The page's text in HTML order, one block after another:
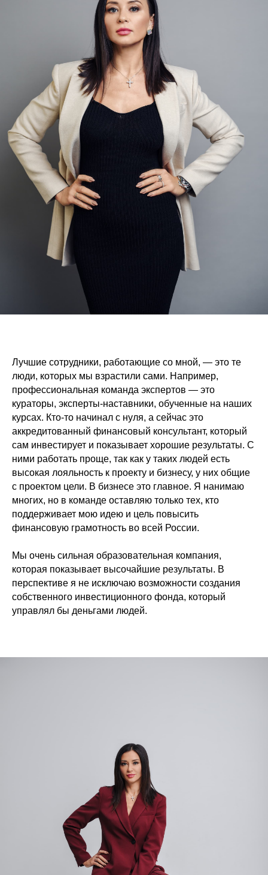
Лучшие сотрудники, работающие со мной, — это те
люди, которых мы взрастили сами. Например,
профессиональная команда экспертов — это
кураторы, эксперты-наставники, обученные на наших
курсах. Кто-то начинал с нуля, а сейчас это
аккредитованный финансовый консультант, который
сам инвестирует и показывает хорошие результаты. С
ними работать проще, так как у таких людей есть
высокая лояльность к проекту и бизнесу, у них общие
с проектом цели. В бизнесе это главное. Я нанимаю
многих, но в команде оставляю только тех, кто
поддерживает мою идею и цель повысить
финансовую грамотность во всей России.
Мы очень сильная образовательная компания,
которая показывает высочайшие результаты. В
перспективе я не исключаю возможности создания
собственного инвестиционного фонда, который
управлял бы деньгами людей.